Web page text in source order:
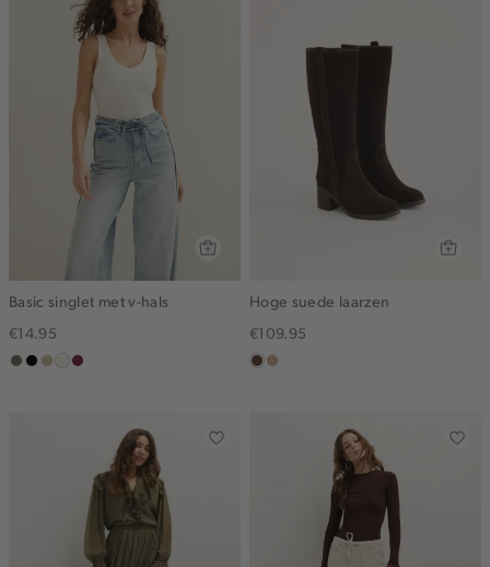
Basic singlet met v-hals
€14.95
middenbruin
zwartlichtzand
wit,bordeaux
Hoge suede laarzen
€109.95
donkerbruin
zand